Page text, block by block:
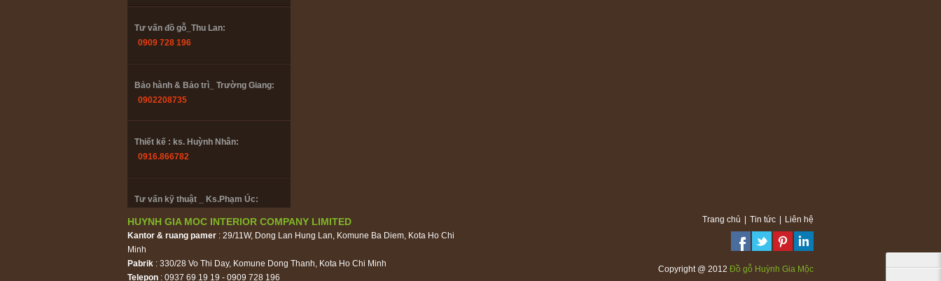
Tư vấn đồ gỗ_Thu Lan:
0909 728 196
Bảo hành & Bảo trì_ Trường Giang:
0902208735
Thiết kế : ks. Huỳnh Nhân:
0916.866782
Tư vấn kỹ thuật _ Ks.Phạm Úc:
HUYNH GIA MOC INTERIOR COMPANY LIMITED
Kantor & ruang pamer : 29/11W, Dong Lan Hung Lan, Komune Ba Diem, Kota Ho Chi
Minh
Pabrik : 330/28 Vo Thi Day, Komune Dong Thanh, Kota Ho Chi Minh
Telepon : 0937 69 19 19 - 0909 728 196
Trang chủ Tin tức Liên hệ
Copyright @ 2012 Đồ gỗ Huỳnh Gia Mộc